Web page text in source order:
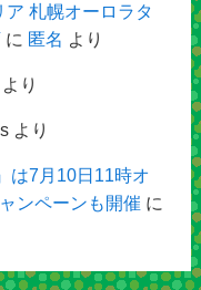
札幌オーロラタ
に 匿名 より
より
より
は7月10日11時オ
ンペーンも開催 に